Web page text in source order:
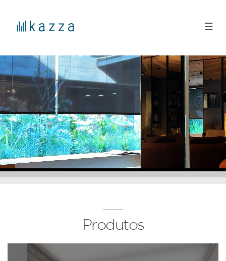
☰
Produtos